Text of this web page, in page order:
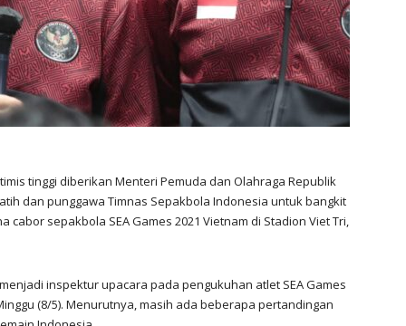
tinggi diberikan Menteri Pemuda dan Olahraga Republik
dan punggawa Timnas Sepakbola Indonesia untuk bangkit
sepakbola SEA Games 2021 Vietnam di Stadion Viet Tri,
inspektur upacara pada pengukuhan atlet SEA Games
(8/5). Menurutnya, masih ada beberapa pertandingan